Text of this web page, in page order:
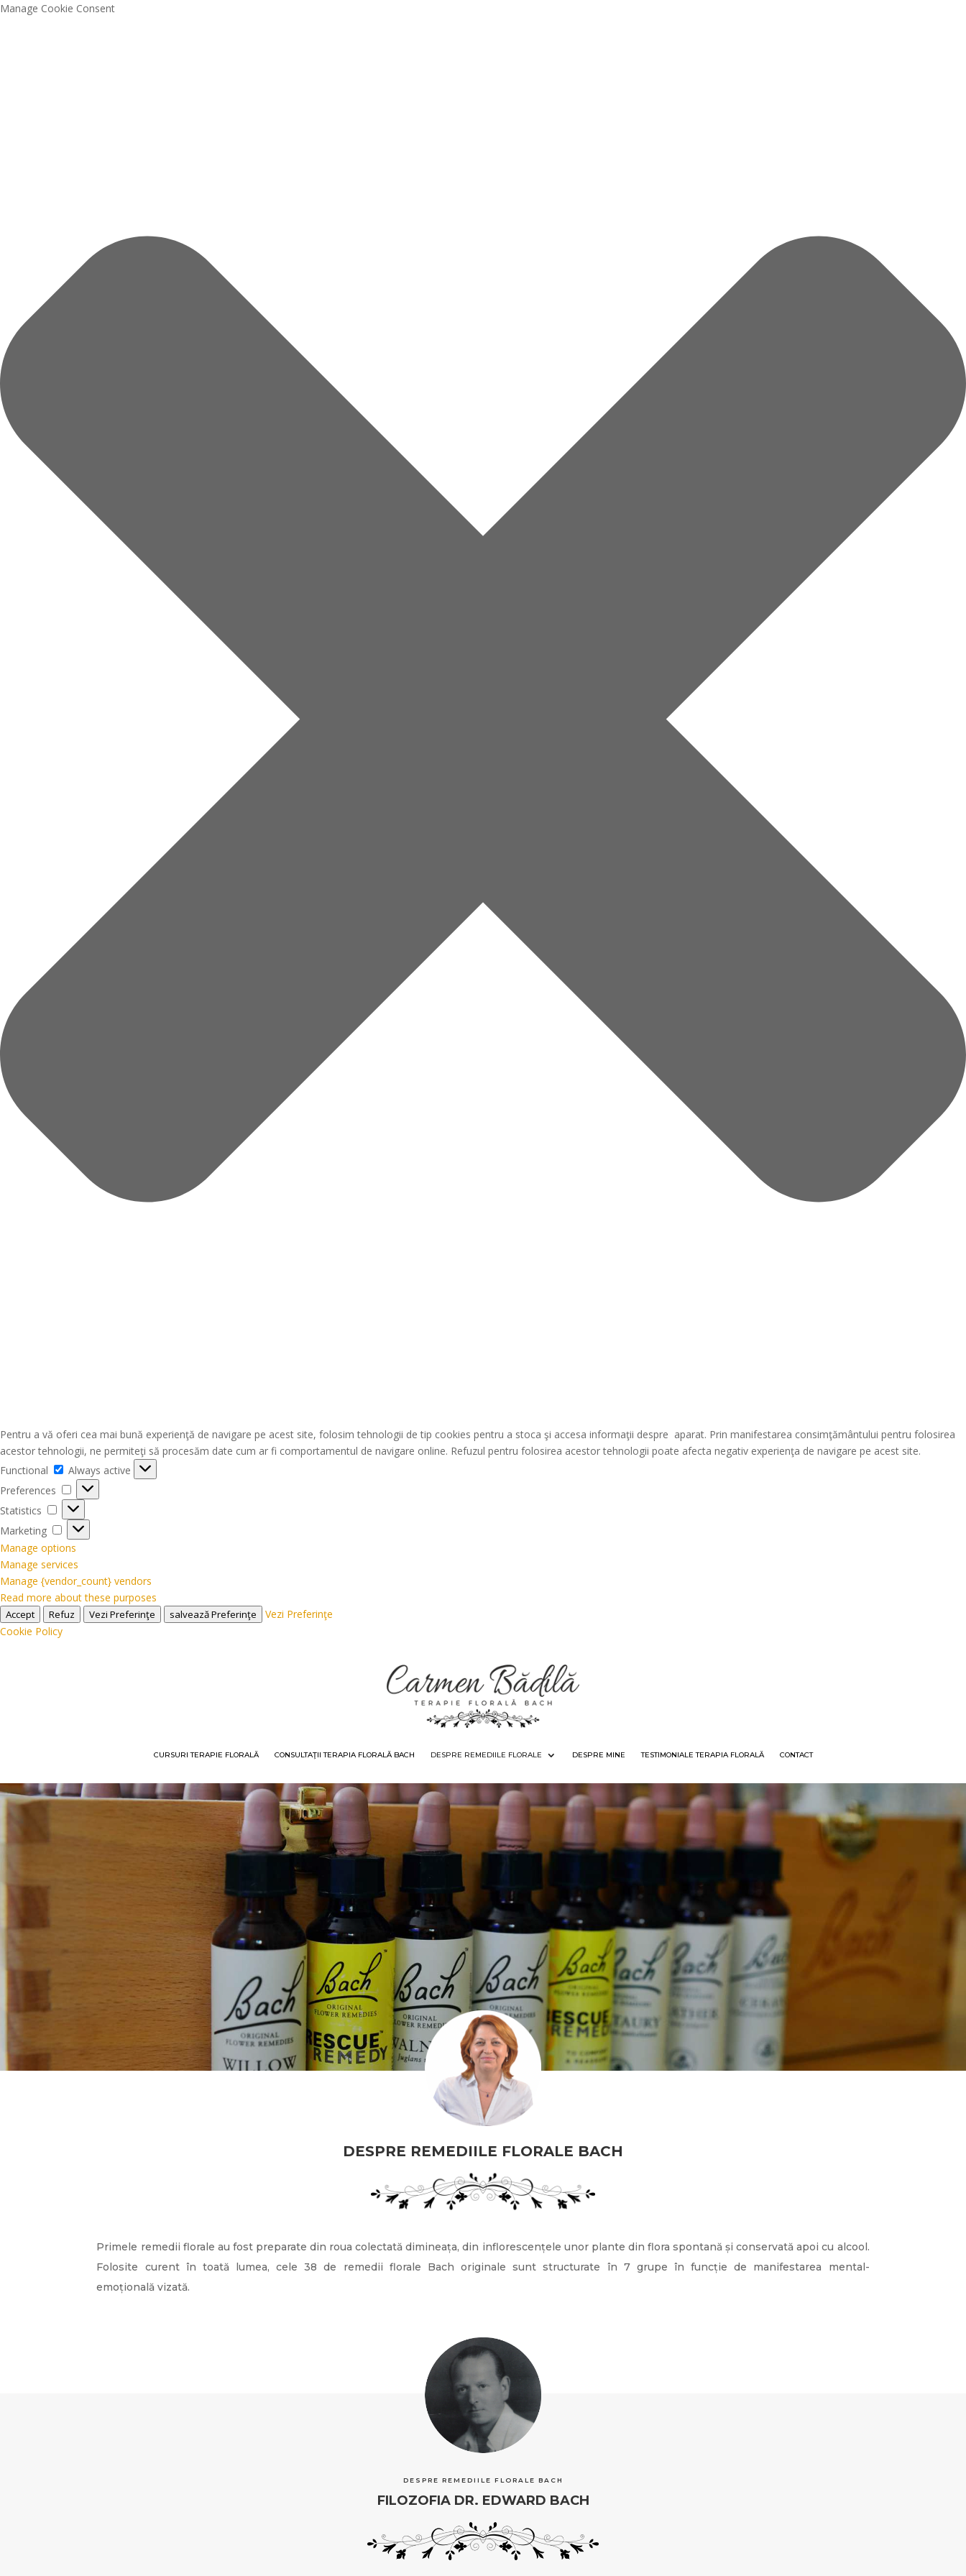
Manage Cookie Consent
Pentru a vă oferi cea mai bună experienţă de navigare pe acest site, folosim tehnologii de tip cookies pentru a stoca şi accesa informaţii despre aparat. Prin manifestarea consimţământului pentru folosirea
acestor tehnologii, ne permiteţi să procesăm date cum ar fi comportamentul de navigare online. Refuzul pentru folosirea acestor tehnologii poate afecta negativ experienţa de navigare pe acest site.
Functional
Functional
Always active
Preferences
Preferences
Statistics
Statistics
Marketing
Marketing
Manage options
Manage services
Manage {vendor_count} vendors
Read more about these purposes
Accept Refuz Vezi Preferinţe salvează Preferinţe
Vezi Preferinţe
Cookie Policy
CURSURI TERAPIE FLORALĂ CONSULTAŢII TERAPIA FLORALĂ BACH DESPRE REMEDIILE FLORALE DESPRE MINE TESTIMONIALE TERAPIA FLORALĂ CONTACT
DESPRE REMEDIILE FLORALE BACH
Primele remedii florale au fost preparate din roua colectată dimineața, din inflorescențele unor plante din flora spontană și conservată apoi cu alcool.
Folosite curent în toată lumea, cele 38 de remedii florale Bach originale sunt structurate în 7 grupe în funcție de manifestarea mental-
emoțională vizată.
DESPRE REMEDIILE FLORALE BACH
FILOZOFIA DR. EDWARD BACH